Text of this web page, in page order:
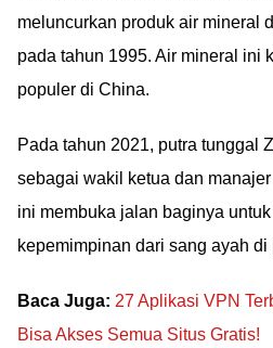
meluncurkan produk air mineral
pada tahun 1995. Air mineral ini
populer di China.
Pada tahun 2021, putra tunggal
sebagai wakil ketua dan
ini membuka jalan baginya
kepemimpinan dari sang ayah
Baca Juga: 27 Aplikasi VPN
Bisa Akses Semua Situs Gratis!